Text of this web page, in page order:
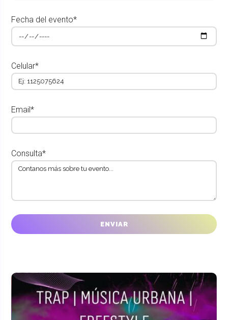
Fecha del evento*
Celular*
Email*
Consulta*